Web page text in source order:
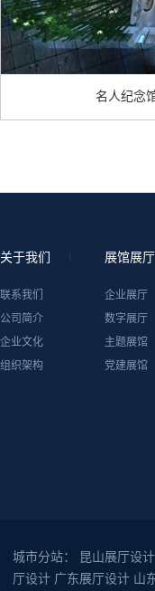
名人纪念
关于我们
联系我们
公司简介
企业文化
组织架构
展馆展厅
企业展厅
数字展厅
主题展馆
党建展馆
城市分站： 昆山展厅设计
厅设计 广东展厅设计 山